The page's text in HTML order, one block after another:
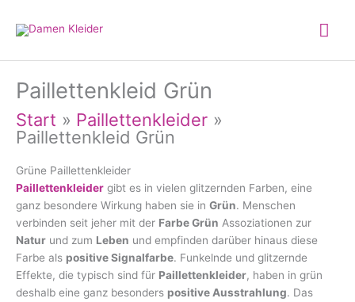
Inhalt
Paillettenkleid Grün
Start
Paillettenkleider
Paillettenkleid Grün
Grüne Paillettenkleider
Paillettenkleider gibt es in vielen glitzernden Farben, eine
ganz besondere Wirkung haben sie in Grün. Menschen
verbinden seit jeher mit der Farbe Grün Assoziationen zur
Natur und zum Leben und empfinden darüber hinaus diese
Farbe als positive Signalfarbe. Funkelnde und glitzernde
Effekte, die typisch sind für Paillettenkleider, haben in grün
deshalb eine ganz besonders positive Ausstrahlung. Das